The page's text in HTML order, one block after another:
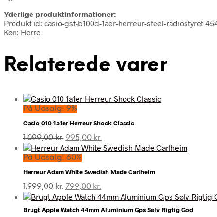
Yderlige produktinformationer:
Produkt id: casio-gst-b100d-1aer-herreur-steel-radiostyret
Køn: Herre
Relaterede varer
På Udsalg! 9%
Casio 010 1a1er Herreur Shock Classic
1.099,00kr. Den
oprindelige
pris
1.099,00 kr..
995,00 kr.
aktuelle
995,00 kr..
På Udsalg! 60%
Herreur Adam White Swedish Made Carlheim
1.999,00kr. Den
oprindelige
var:
799,00 kr.
aktuelle
er:
Brugt Apple Watch 44mm Aluminium Gps Sølv Rigtig God